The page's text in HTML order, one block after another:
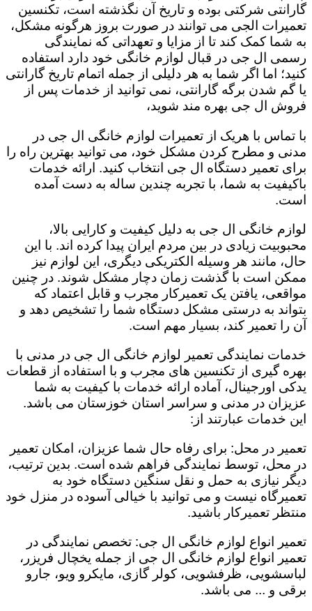
گارانتی شرکتی بوده و تاریخ آن نگذشته است، تکنسین
تعمیرات الجی می توانند در صورت بروز هرگونه مشکل،
به شما کمک کند تا از مزایا و تعهداتی که نمایندگی
رسمی ال جی در قبال لوازم خانگی خود دارد استفاده
کنید؛ اما اگر شما به هر دلیلی از جمله اتمام تاریخ گارانتی
یا گم شدن برگه گارانتی، نمی توانید از خدمات پس از
فروش ال جی بهره مند شوید،
با تماس با هریک از تعمیرات لوازم خانگی ال جی در
مدنی و مطرح کردن مشکل خود، می توانید بهترین راه را
برای تعمیر دستگاه ال جی انتخاب کنید. ارائه خدمات
باکیفیت به شما، با تجربه چندین ساله به دست آمده
است.
لوازم خانگی ال جی به دلیل کیفیت و کارایی بالا،
محبوبیت زیادی در بین مردم ایران پیدا کرده اند. با این
حال، مانند هر وسیله الکتریکی دیگری، این لوازم نیز
ممکن است با گذشت زمان دچار مشکل شوند. در چنین
مواقعی، یافتن یک تعمیرکار مجرب و قابل اعتماد که
بتواند به درستی مشکل دستگاه شما را تشخیص دهد و
آن را تعمیر کند، بسیار مهم است.
خدمات نمایندگی تعمیر لوازم خانگی ال جی در مدنی با
بهره گیری از تکنسین های مجرب و با استفاده از قطعات
یدکی اورجینال، آماده ارائه خدمات با کیفیت به شما
عزیزان در مدنی و سراسر استان خوزستان می باشد.
این خدمات عبارتند از:
تعمیر در محل: برای رفاه حال شما عزیزان، امکان تعمیر
در محل، توسط نمایندگی فراهم شده است. بدین ترتیب،
دیگر نیازی به حمل و نقل سنگین دستگاه خود به
تعمیرگاه نیست و می توانید با خیالی آسوده در منزل خود
منتظر تعمیرکار باشید.
تعمیر انواع لوازم خانگی ال جی: تخصص نمایندگی در
تعمیر انواع لوازم خانگی ال جی از جمله یخچال فریزر،
لباسشویی، ظرفشویی، کولر گازی، مایکرو ویو، جارو
برقی و ... می باشد.